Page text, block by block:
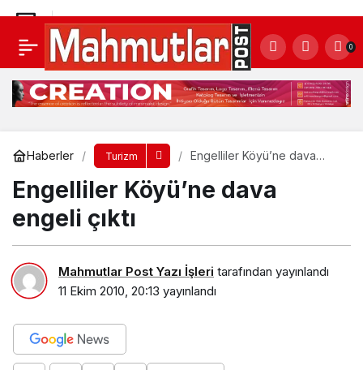
0
Haberler Turizm
Engelliler Köyü’ne dava
Engelliler Köyü’ne dava
engeli çıktı
Mahmutlar Post Yazı İşleri tarafından yayınlandı
11 Ekim 2010, 20:13 yayınlandı
Tarihimize sahip çıkalım
Yorum Yap Paylaş